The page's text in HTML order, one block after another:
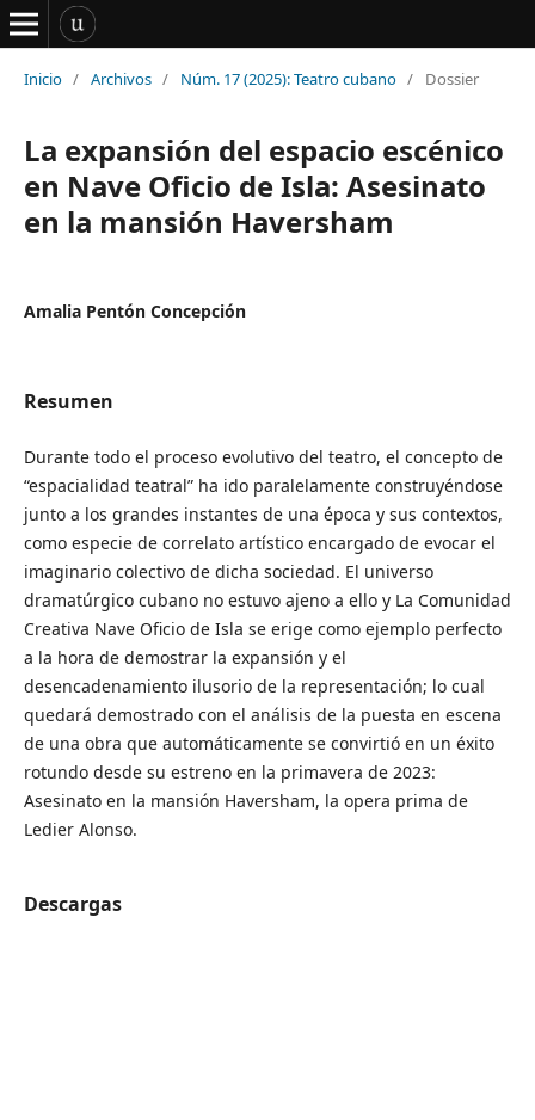
Inicio / Archivos / Núm. 17 (2025): Teatro cubano / Dossier
La expansión del espacio escénico
en Nave Oficio de Isla: Asesinato
en la mansión Haversham
Amalia Pentón Concepción
Resumen
Durante todo el proceso evolutivo del teatro, el concepto de
“espacialidad teatral” ha ido paralelamente construyéndose
junto a los grandes instantes de una época y sus contextos,
como especie de correlato artístico encargado de evocar el
imaginario colectivo de dicha sociedad. El universo
dramatúrgico cubano no estuvo ajeno a ello y La Comunidad
Creativa Nave Oficio de Isla se erige como ejemplo perfecto
a la hora de demostrar la expansión y el
desencadenamiento ilusorio de la representación; lo cual
quedará demostrado con el análisis de la puesta en escena
de una obra que automáticamente se convirtió en un éxito
rotundo desde su estreno en la primavera de 2023:
Asesinato en la mansión Haversham, la opera prima de
Ledier Alonso.
Descargas